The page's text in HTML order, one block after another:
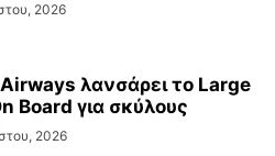
2026
λανσάρει το Large
Board για σκύλους
2026